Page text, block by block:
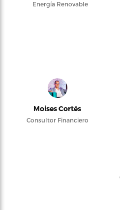
Energía Renovable
Moises Cortés
Consultor Financiero